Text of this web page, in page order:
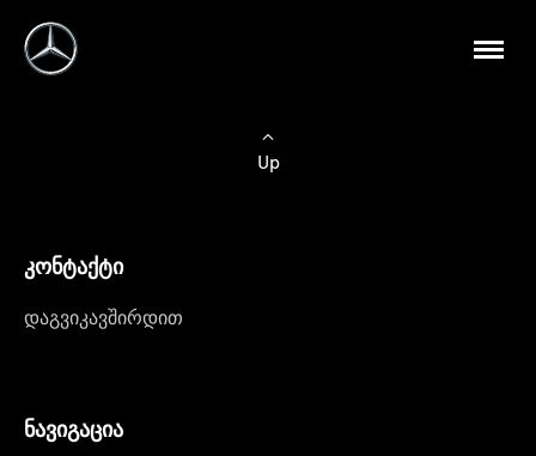
Up
კონტაქტი
დაგვიკავშირდით
ნავიგაცია